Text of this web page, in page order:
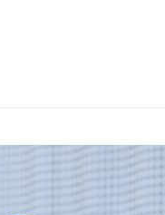
３．收到繳費通知簡訊後14天
／ATM／網路銀行／等多元方
※ 請注意：結帳手續完成當下
絡購買商品的店家。未經商家
付款後全家超商取貨
每筆NT$100，滿